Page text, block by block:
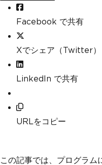
Facebook で共有
Xでシェア（Twitter）
LinkedIn で共有
URLをコピー
この記事では、プログラム